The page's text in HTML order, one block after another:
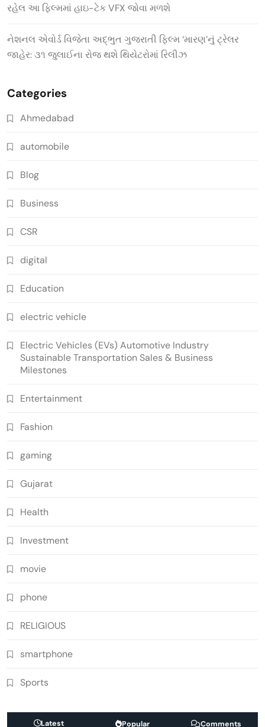
રહેલ આ ફિલ્મમાં હાઇ-ટેક VFX જોવા મળશે
નેશનલ એવોર્ડ વિજેતા અદ્ભુત ગુજરાતી ફિલ્મ ‘મારણ’નું ટ્રેલર
જાહેર: ૩૧ જુલાઈના રોજ થશે થિયેટરોમાં રિલીઝ
Categories
Ahmedabad
automobile
Blog
Business
CSR
digital
Education
electric vehicle
Electric Vehicles (EVs) Automotive Industry
Sustainable Transportation Sales & Business
Milestones
Entertainment
Fashion
gaming
Gujarat
Health
Investment
movie
phone
RELIGIOUS
smartphone
Sports
Latest Popular Comments